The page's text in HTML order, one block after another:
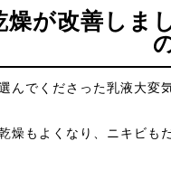
燥が改善しま
んでくださった乳液大変
燥もよくなり、ニキビも